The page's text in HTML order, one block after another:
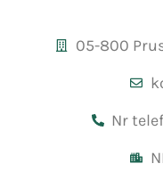
05-800
Nr